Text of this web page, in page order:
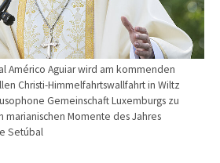
Américo Aguiar wird am kommenden
Christi-Himmelfahrtswallfahrt in Wiltz
Gemeinschaft Luxemburgs zu
Momente des Jahres
Setúbal